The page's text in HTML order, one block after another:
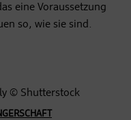
eine Voraussetzung
so, wie sie sind.
© Shutterstock